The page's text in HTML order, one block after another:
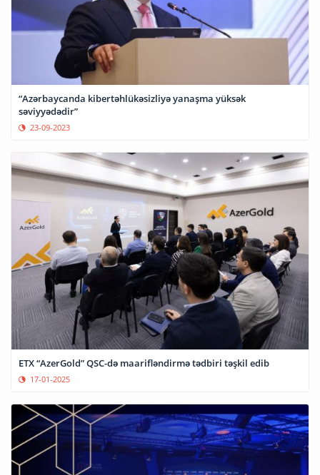
“Azərbaycanda kibertəhlükəsizliyə yanaşma yüksək
səviyyədədir”
23-09-2023
ETX “AzerGold” QSC-də maarifləndirmə tədbiri təşkil edib
17-01-2025